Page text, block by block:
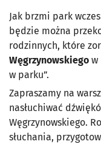
Jak brzmi park
będzie można
rodzinnych, które
Węgrzynowskiego w
w parku”.
Zapraszamy na
nasłuchiwać
Węgrzynowskiego.
słuchania,